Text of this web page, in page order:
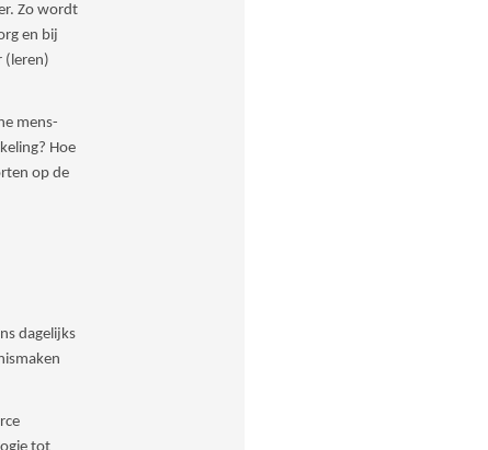
Zo wordt
en bij
(leren)
mens-
Hoe
op de
dagelijks